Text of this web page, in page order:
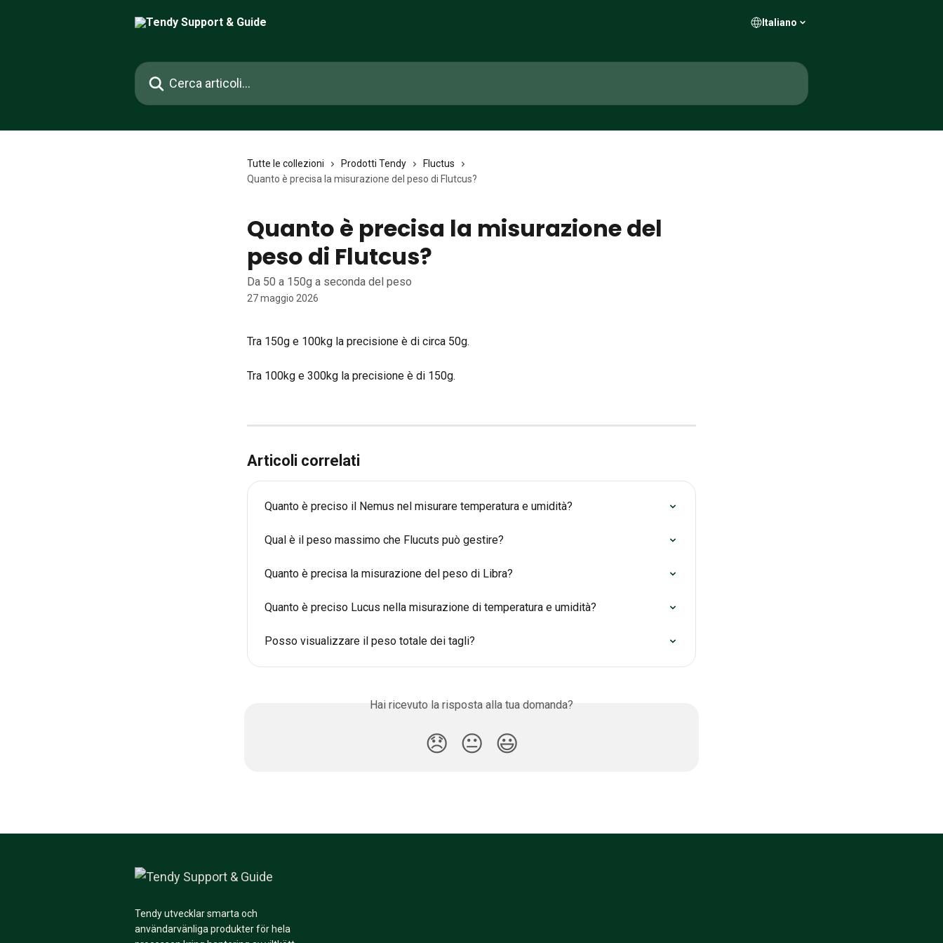
Italiano
Cerca articoli…
Tutte le collezioni Prodotti Tendy
Fluctus
Quanto è precisa la misurazione del peso di Flutcus?
Quanto è precisa la misurazione del
peso di Flutcus?
Da 50 a 150g a seconda del peso
27 maggio 2026
Tra 150g e 100kg la precisione è di circa 50g.
Tra 100kg e 300kg la precisione è di 150g.
Articoli correlati
Quanto è preciso il Nemus nel misurare temperatura e umidità?
Qual è il peso massimo che Flucuts può gestire?
Quanto è precisa la misurazione del peso di Libra?
Quanto è preciso Lucus nella misurazione di temperatura e umidità?
Posso visualizzare il peso totale dei tagli?
Hai ricevuto la risposta alla tua domanda?
😞 😐 😃
Tendy utvecklar smarta och
användarvänliga produkter för hela